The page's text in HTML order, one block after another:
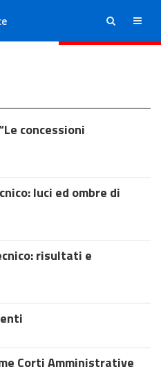
ricerca menu
concessioni
luci ed ombre di
risultati e
Corti Amministrative